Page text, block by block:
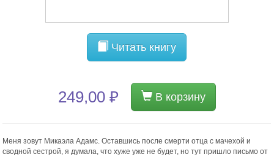
Читать книгу
249,00 ₽ В корзину
Меня зовут Микаэла Адамс. Оставшись после смерти отца с мачехой и
сводной сестрой, я думала, что хуже уже не будет, но тут пришло письмо от